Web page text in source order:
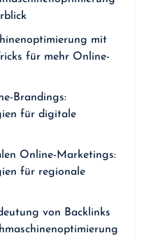
mit
für mehr Online-
Brandings:
für digitale
Online-Marketings:
für regionale
von Backlinks